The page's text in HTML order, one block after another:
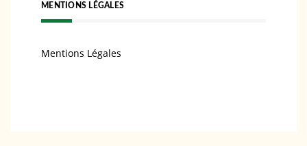
MENTIONS LÉGALES
Mentions Légales